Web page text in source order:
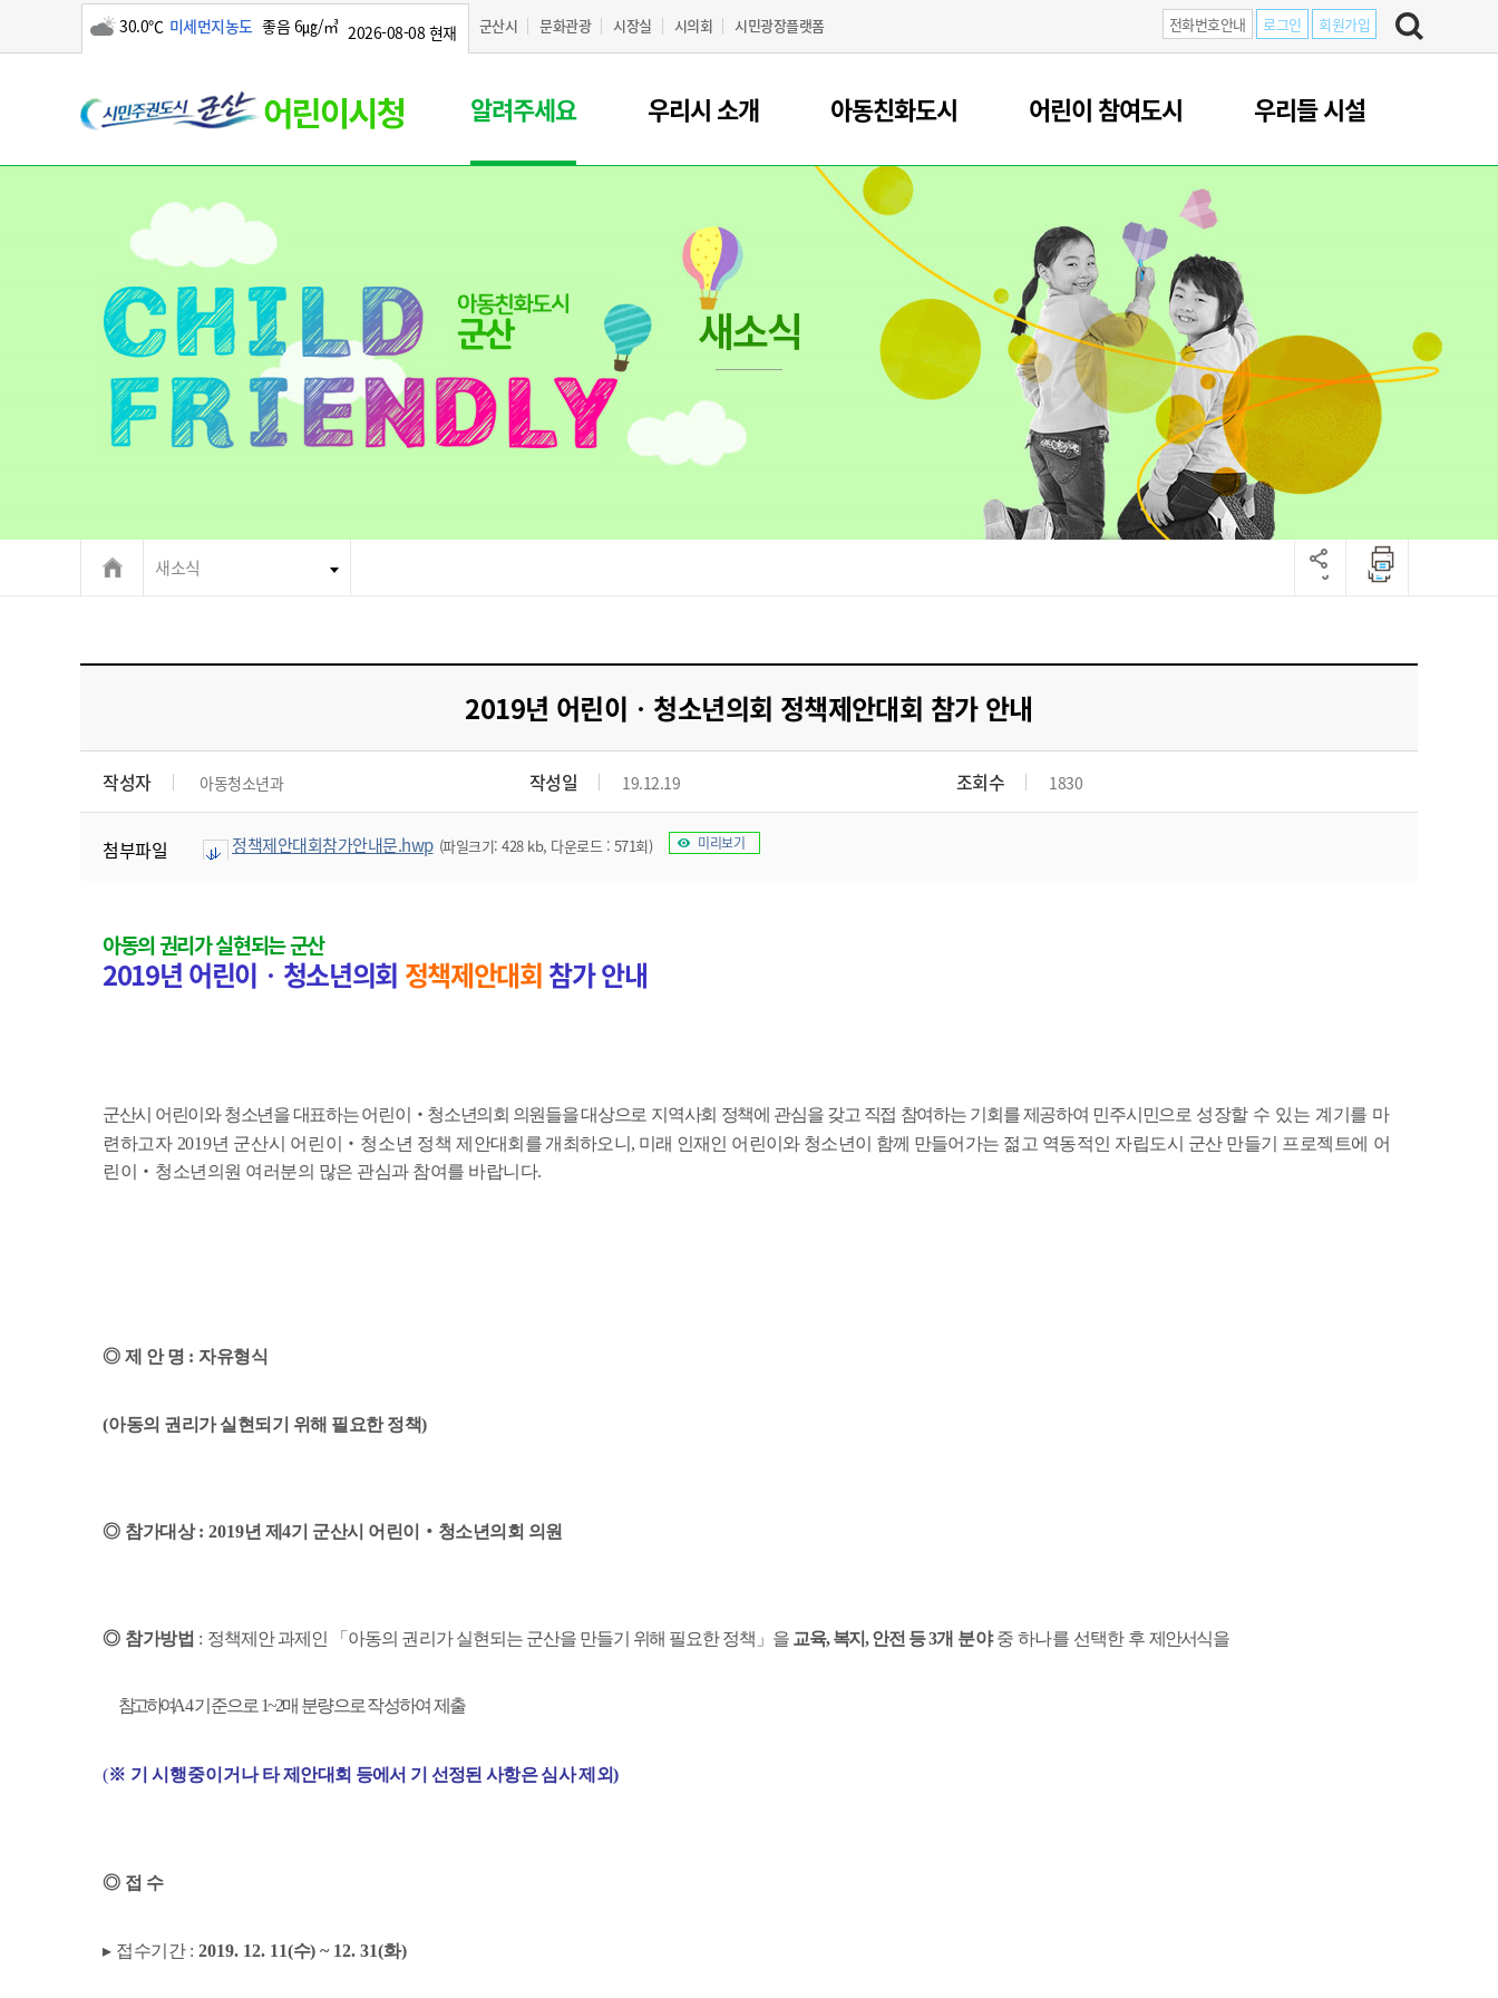
30.0℃ 미세먼지농도 좋음 6㎍/㎥ 2026-08-08 현재 군산시 문화관광 시장실 시의회 시민광장플랫폼 전화번호안내 로그인 회원가입
군
산
린
이
시
알려주세요 우리시 소개 아동친화도시 어린이 참여도시 우리들 시설
새소식
새소식
2019년 어린이‧청소년의회 정책제안대회 참가 안내
작성자 아동청소년과 작성일 19.12.19 조회수 1830
첨부파일 정책제안대회참가안내문.hwp (파일크기: 428 kb, 다운로드 : 571회) 미리보기
아동의 권리가 실현되는 군산
2019년 어린이‧청소년의회 정책제안대회참가 안내
군산시 어린이와 청소년을 대표하는 어린이 ‧ 청소년의회 의원들을 대상으로 지역사회 정책에 관심을 갖고 직접 참여하는 기회를 제공하여 민주시민으로 성장할 수 있는 계기를 마
련하고자 2019년 군산시 어린이 ‧ 청소년 정책 제안대회를 개최하오니 , 미래 인재인 어린이와 청소년이 함께 만들어가는 젊고 역동적인 자립도시 군산 만들기 프로젝트에 어
린이
‧ 청소년의원 여러분의 많은 관심과 참여를 바랍니다.
◎ 제 안 명 : 자유형식
(아동의 권리가 실현되기 위해 필요한 정책)
◎ 참가대상: 2019년 제 4기 군산시 어린이 ‧ 청소년의회 의원
◎ 참가방법 : 정책제안 과제인 「 아동의 권리가 실현되는 군산을 만들기 위해 필요한 정책 」 을 교육,복지,안전 등3개 분야 중 하나를 선택한 후 제안서식을
참고하여A4기준으로 1~2매 분량으로 작성하여 제출
(※ 기 시행중이거나타 제안대회 등에서 기 선정된 사항은 심사 제외)
◎ 접 수
▸ 접수기간 : 2019. 12. 11(수) ~ 12. 31(화)